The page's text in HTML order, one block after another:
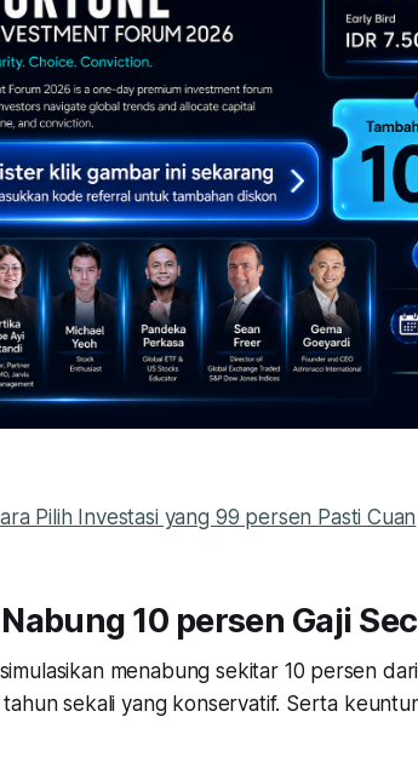
Pilih Investasi yang 99 persen Pasti Cuan
10 persen Gaji
menabung sekitar 10 persen
tahun sekali yang konservatif. Serta